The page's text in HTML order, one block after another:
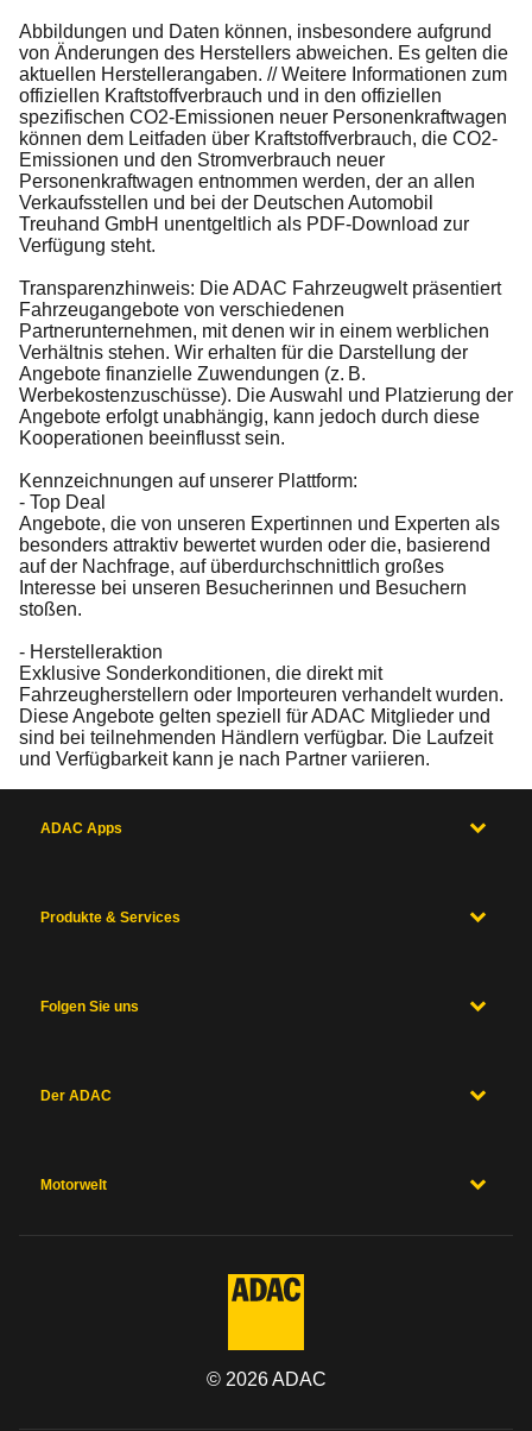
Abbildungen und Daten können, insbesondere aufgrund
von Änderungen des Herstellers abweichen. Es gelten die
aktuellen Herstellerangaben. // Weitere Informationen zum
offiziellen Kraftstoffverbrauch und in den offiziellen
spezifischen CO2-Emissionen neuer Personenkraftwagen
können dem Leitfaden über Kraftstoffverbrauch, die CO2-
Emissionen und den Stromverbrauch neuer
Personenkraftwagen entnommen werden, der an allen
Verkaufsstellen und bei der Deutschen Automobil
Treuhand GmbH unentgeltlich als PDF-Download zur
Verfügung steht.
Transparenzhinweis: Die ADAC Fahrzeugwelt präsentiert
Fahrzeugangebote von verschiedenen
Partnerunternehmen, mit denen wir in einem werblichen
Verhältnis stehen. Wir erhalten für die Darstellung der
Angebote finanzielle Zuwendungen (z. B.
Werbekostenzuschüsse). Die Auswahl und Platzierung der
Angebote erfolgt unabhängig, kann jedoch durch diese
Kooperationen beeinflusst sein.
Kennzeichnungen auf unserer Plattform:
- Top Deal
Angebote, die von unseren Expertinnen und Experten als
besonders attraktiv bewertet wurden oder die, basierend
auf der Nachfrage, auf überdurchschnittlich großes
Interesse bei unseren Besucherinnen und Besuchern
stoßen.
- Herstelleraktion
Exklusive Sonderkonditionen, die direkt mit
Fahrzeugherstellern oder Importeuren verhandelt wurden.
Diese Angebote gelten speziell für ADAC Mitglieder und
sind bei teilnehmenden Händlern verfügbar. Die Laufzeit
und Verfügbarkeit kann je nach Partner variieren.
ADAC Apps
Produkte & Services
Folgen Sie uns
Der ADAC
Motorwelt
© 2026ADAC